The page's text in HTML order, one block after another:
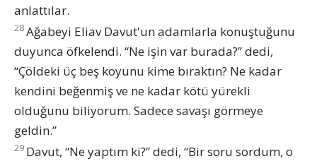
anlattılar.
28Ağabeyi Eliav Davut'un adamlarla konuştuğunu
duyunca öfkelendi. “Ne işin var burada?” dedi,
“Çöldeki üç beş koyunu kime bıraktın? Ne kadar
kendini beğenmiş ve ne kadar kötü yürekli
olduğunu biliyorum. Sadece savaşı görmeye
geldin.”
29 Davut, “Ne yaptım ki?” dedi, “Bir soru sordum, o